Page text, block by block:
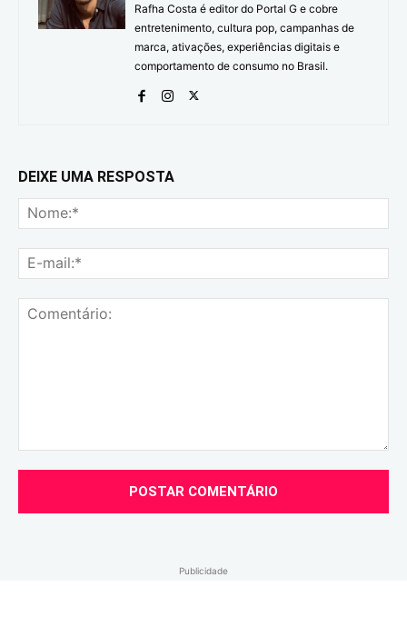
Rafha Costa é editor do Portal G e cobre
entretenimento, cultura pop, campanhas de
marca, ativações, experiências digitais e
comportamento de consumo no Brasil.
DEIXE UMA RESPOSTA
Publicidade